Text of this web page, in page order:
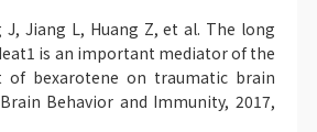
Jiang L, Huang Z, et al. The long
is an important mediator of the
of bexarotene on traumatic brain
Behavior and Immunity, 2017,